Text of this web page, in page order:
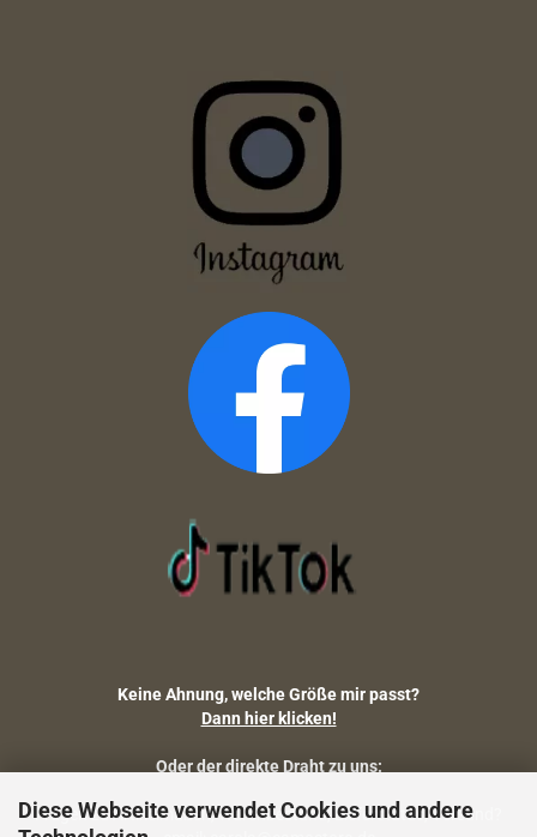
Diese Webseite verwendet Cookies und andere
Keine Ahnung, welche Größe mir passt?
Dann hier klicken!
Oder der direkte Draht zu uns:
Fragen zu Artikelmaßen, Warenbestand, Lieferstatus, Versand?